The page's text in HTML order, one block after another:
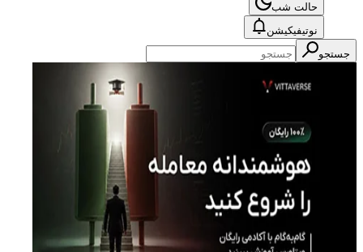
حالت شب
نوتیفیکیشن
جستجو